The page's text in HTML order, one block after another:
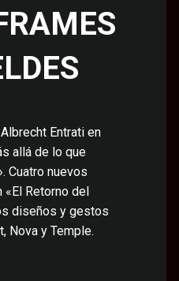
Entrati en
allá de lo que
Cuatro nuevos
«El Retorno del
diseños y gestos
Nova y Temple.